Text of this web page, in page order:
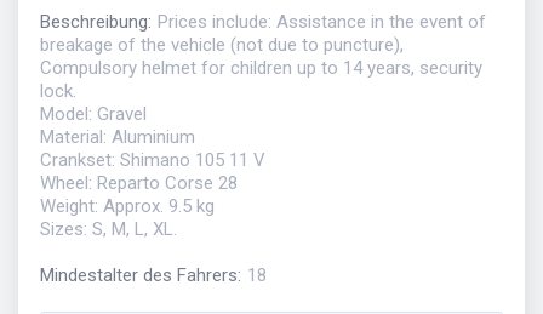
Beschreibung: Prices include: Assistance in the event of
breakage of the vehicle (not due to puncture),
Compulsory helmet for children up to 14 years, security
lock.
Model: Gravel
Material: Aluminium
Crankset: Shimano 105 11 V
Wheel: Reparto Corse 28
Weight: Approx. 9.5 kg
Sizes: S, M, L, XL.
Mindestalter des Fahrers: 18